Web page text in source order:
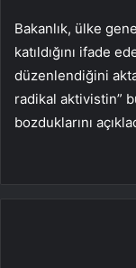
Bakanlık, ülke
katıldığını ifade
düzenlendiğini
radikal aktivistin”
bozduklarını